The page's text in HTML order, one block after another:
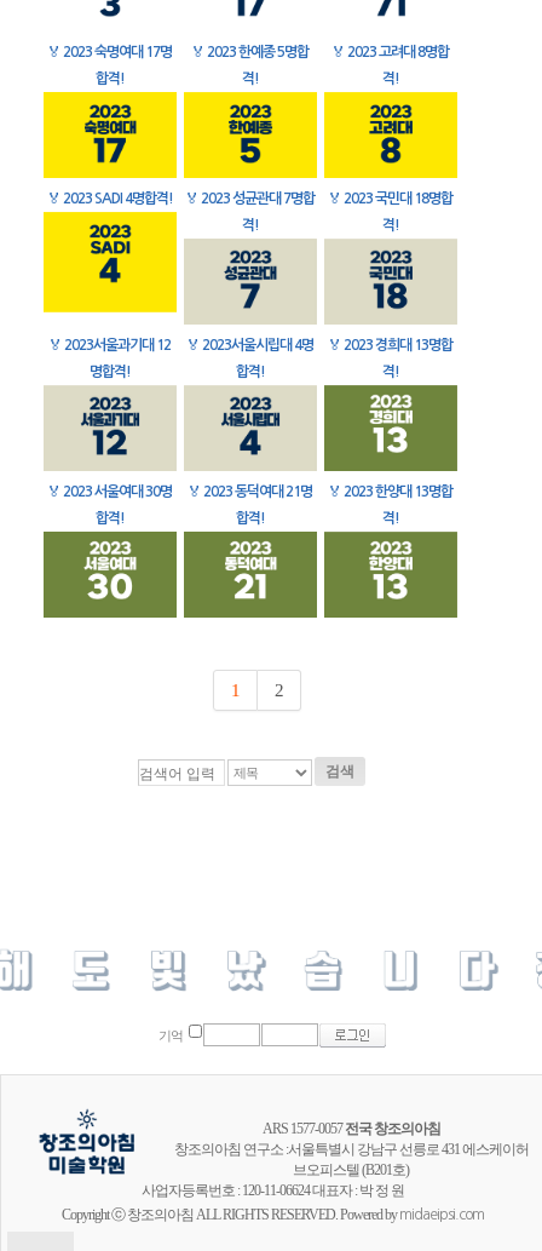
🏅 2023 숙명여대 17명
합격!
🏅 2023 한예종 5명합
격!
🏅 2023 고려대 8명합
격!
🏅 2023 SADI 4명합격! 🏅 2023 성균관대 7명합
격!
🏅 2023 국민대 18명합
격!
🏅 2023서울과기대 12
명합격!
🏅 2023서울시립대 4명
합격!
🏅 2023 경희대 13명합
격!
🏅 2023 서울여대 30명
합격!
🏅 2023 동덕여대 21명
합격!
🏅 2023 한양대 13명합
격!
1 2
검색
기억
ARS 1577-0057전국 창조의아침
창조의아침 연구소 :서울특별시 강남구 선릉로 431 에스케이허
브오피스텔 (B201호)
사업자등록번호 : 120-11-06624 대표자 : 박 정 원
Copyright ⓒ 창조의아침 ALL RIGHTS RESERVED. Powered bymidaeipsi.com